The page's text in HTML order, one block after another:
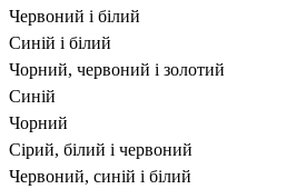
червоний і білий
синій і білий
чорний, червоний і золотий
синій
чорний
сірий, білий і червоний
червоний, синій і білий